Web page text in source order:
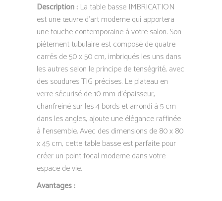
Description : La table basse IMBRICATION
est une œuvre d’art moderne qui apportera
une touche contemporaine à votre salon. Son
piétement tubulaire est composé de quatre
carrés de 50 x 50 cm, imbriqués les uns dans
les autres selon le principe de tenségrité, avec
des soudures TIG précises. Le plateau en
verre sécurisé de 10 mm d’épaisseur,
chanfreiné sur les 4 bords et arrondi à 5 cm
dans les angles, ajoute une élégance raffinée
à l’ensemble. Avec des dimensions de 80 x 80
x 45 cm, cette table basse est parfaite pour
créer un point focal moderne dans votre
espace de vie.
Avantages :